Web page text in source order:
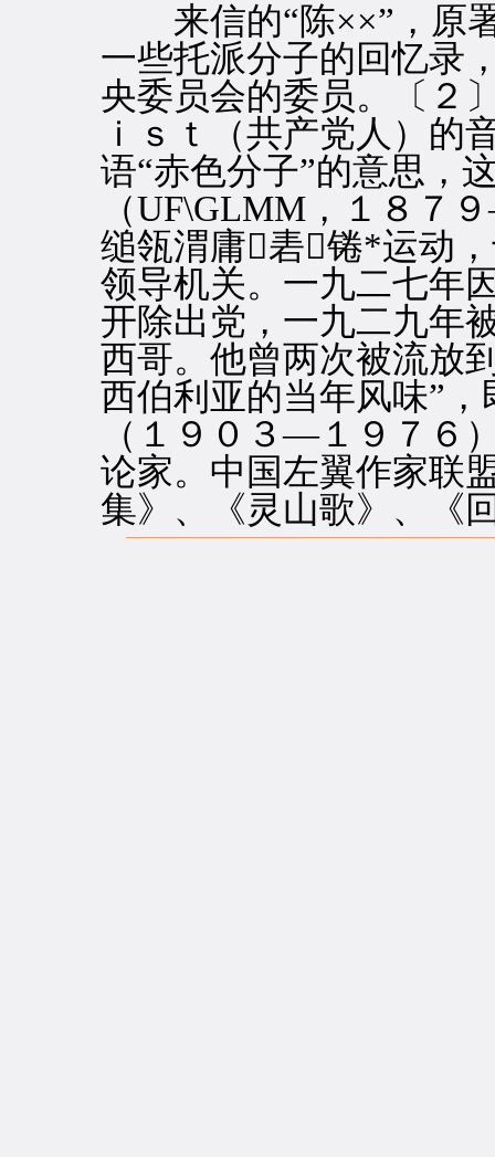
来信的“陈××”，原署
一些托派分子的回忆录
央委员会的委员。〔２
ｉｓｔ（共产党人）的
语“赤色分子”的意思，
（UF\GLMM，１８７
缒瓴渭庸砉锩*运动
领导机关。一九二七年
开除出党，一九二九年
西哥。他曾两次被流放
西伯利亚的当年风味”
（１９０３—１９７６
论家。中国左翼作家联
集》、《灵山歌》、《